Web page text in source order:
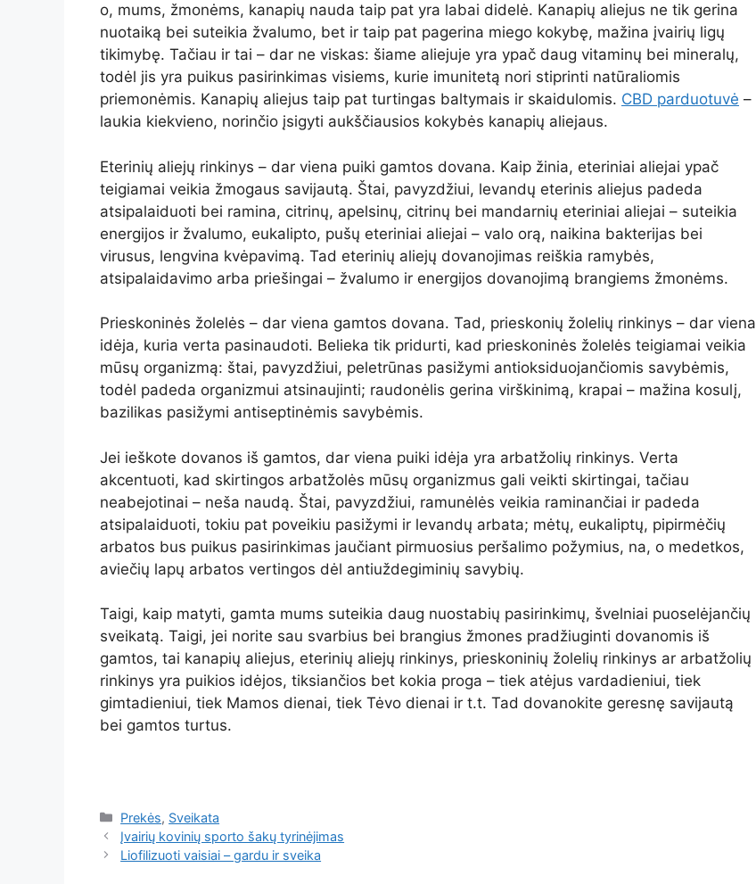
o, mums, žmonėms, kanapių nauda taip pat yra labai didelė. Kanapių aliejus ne tik gerina
nuotaiką bei suteikia žvalumo, bet ir taip pat pagerina miego kokybę, mažina įvairių ligų
tikimybę. Tačiau ir tai – dar ne viskas: šiame aliejuje yra ypač daug vitaminų bei mineralų,
todėl jis yra puikus pasirinkimas visiems, kurie imunitetą nori stiprinti natūraliomis
priemonėmis. Kanapių aliejus taip pat turtingas baltymais ir skaidulomis. CBD parduotuvė –
laukia kiekvieno, norinčio įsigyti aukščiausios kokybės kanapių aliejaus.
Eterinių aliejų rinkinys – dar viena puiki gamtos dovana. Kaip žinia, eteriniai aliejai ypač
teigiamai veikia žmogaus savijautą. Štai, pavyzdžiui, levandų eterinis aliejus padeda
atsipalaiduoti bei ramina, citrinų, apelsinų, citrinų bei mandarnių eteriniai aliejai – suteikia
energijos ir žvalumo, eukalipto, pušų eteriniai aliejai – valo orą, naikina bakterijas bei
virusus, lengvina kvėpavimą. Tad eterinių aliejų dovanojimas reiškia ramybės,
atsipalaidavimo arba priešingai – žvalumo ir energijos dovanojimą brangiems žmonėms.
Prieskoninės žolelės – dar viena gamtos dovana. Tad, prieskonių žolelių rinkinys – dar viena
idėja, kuria verta pasinaudoti. Belieka tik pridurti, kad prieskoninės žolelės teigiamai veikia
mūsų organizmą: štai, pavyzdžiui, peletrūnas pasižymi antioksiduojančiomis savybėmis,
todėl padeda organizmui atsinaujinti; raudonėlis gerina virškinimą, krapai – mažina kosulį,
bazilikas pasižymi antiseptinėmis savybėmis.
Jei ieškote dovanos iš gamtos, dar viena puiki idėja yra arbatžolių rinkinys. Verta
akcentuoti, kad skirtingos arbatžolės mūsų organizmus gali veikti skirtingai, tačiau
neabejotinai – neša naudą. Štai, pavyzdžiui, ramunėlės veikia raminančiai ir padeda
atsipalaiduoti, tokiu pat poveikiu pasižymi ir levandų arbata; mėtų, eukaliptų, pipirmėčių
arbatos bus puikus pasirinkimas jaučiant pirmuosius peršalimo požymius, na, o medetkos,
aviečių lapų arbatos vertingos dėl antiuždegiminių savybių.
Taigi, kaip matyti, gamta mums suteikia daug nuostabių pasirinkimų, švelniai puoselėjančių
sveikatą. Taigi, jei norite sau svarbius bei brangius žmones pradžiuginti dovanomis iš
gamtos, tai kanapių aliejus, eterinių aliejų rinkinys, prieskoninių žolelių rinkinys ar arbatžolių
rinkinys yra puikios idėjos, tiksiančios bet kokia proga – tiek atėjus vardadieniui, tiek
gimtadieniui, tiek Mamos dienai, tiek Tėvo dienai ir t.t. Tad dovanokite geresnę savijautą
bei gamtos turtus.
Kategorijos
Prekės, Sveikata
Įvairių kovinių sporto šakų tyrinėjimas
Liofilizuoti vaisiai – gardu ir sveika